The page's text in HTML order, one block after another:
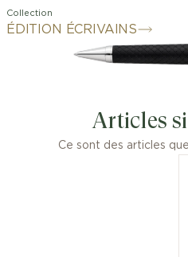
Collection
ÉDITION ÉCRIVAINS
Articles
Ce sont des articles